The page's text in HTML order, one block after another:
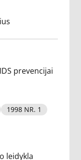
prevencijai
1998 NR. 1
leidykla